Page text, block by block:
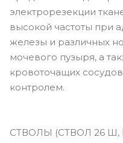
электрорезекции
высокой частоты при
железы и различных
мочевого пузыря, а
кровоточащих
контролем.
СТВОЛЫ (СТВОЛ 26